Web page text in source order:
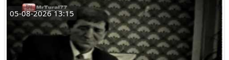
05-08-2026 13:15